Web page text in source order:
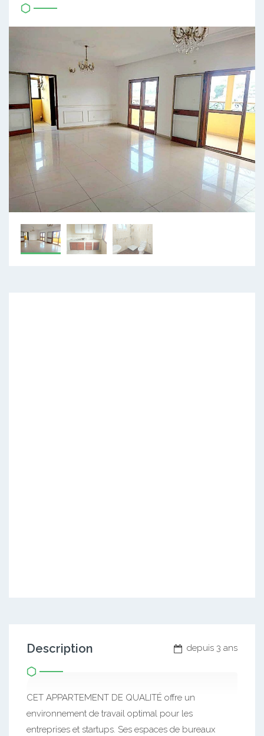
depuis 3 ans
Description
CET APPARTEMENT DE QUALITÉ offre un
environnement de travail optimal pour les
entreprises et startups. Ses espaces de bureaux